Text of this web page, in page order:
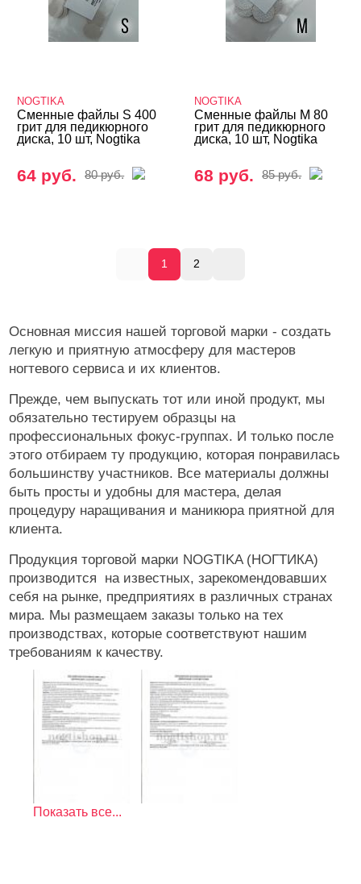
NOGTIKA
Сменные файлы S 400
грит для педикюрного
диска, 10 шт, Nogtika
64 руб. 80 руб.
NOGTIKA
Сменные файлы M 80
грит для педикюрного
диска, 10 шт, Nogtika
68 руб. 85 руб.
1 2
Основная миссия нашей торговой марки - создать
легкую и приятную атмосферу для мастеров
ногтевого сервиса и их клиентов.
Прежде, чем выпускать тот или иной продукт, мы
обязательно тестируем образцы на
профессиональных фокус-группах. И только после
этого отбираем ту продукцию, которая понравилась
большинству участников. Все материалы должны
быть просты и удобны для мастера, делая
процедуру наращивания и маникюра приятной для
клиента.
Продукция торговой марки NOGTIKA (НОГТИКА)
производится на известных, зарекомендовавших
себя на рынке, предприятиях в различных странах
мира. Мы размещаем заказы только на тех
производствах, которые соответствуют нашим
требованиям к качеству.
Показать все...